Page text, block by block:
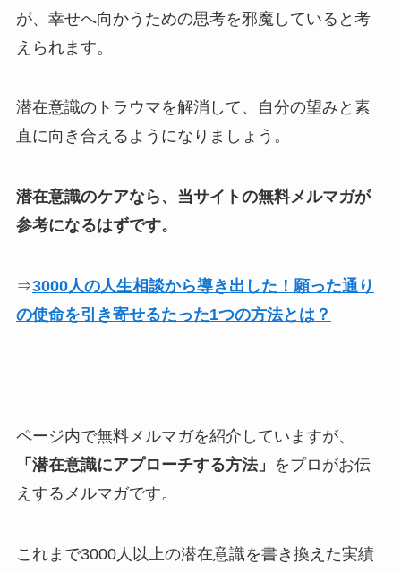
が、幸せへ向かうための思考を邪魔していると考
えられます。
潜在意識のトラウマを解消して、自分の望みと素
直に向き合えるようになりましょう。
潜在意識のケアなら、当サイトの無料メルマガが
参考になるはずです。
⇒3000人の人生相談から導き出した！願った通り
の使命を引き寄せるたった1つの方法とは？
ページ内で無料メルマガを紹介していますが、
「潜在意識にアプローチする方法」 をプロがお伝
えするメルマガです。
これまで3000人以上の潜在意識を書き換えた実績